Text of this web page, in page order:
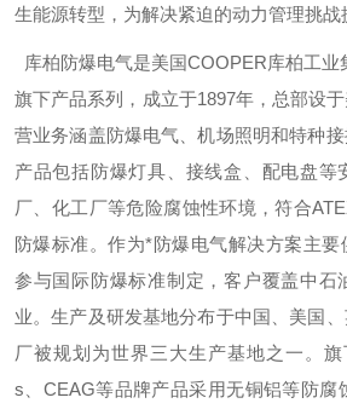
生能源转型，为解决紧迫的动力管理挑战
库柏防爆电气是美国COOPER库柏工业
旗下产品系列，成立于1897年，总部设
营业务涵盖防爆电气、机场照明和特种
产品包括防爆灯具、接线盒、配电盘等
厂、化工厂等危险腐蚀性环境，符合
防爆标准。作为*防爆电气解决方案主
参与国际防爆标准制定，客户覆盖中石
业。生产及研发基地分布于中国、美国
厂被规划为世界三大生产基地之一。旗
s
CEAG等品牌产品采用无铜铝等防腐